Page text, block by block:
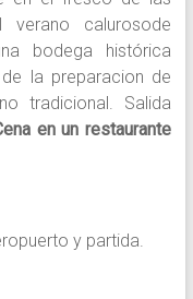
calurosode
bodega histórica
la preparacion de
tradicional. Salida
en un restaurante
y partida.